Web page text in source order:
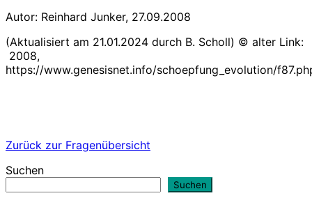
Autor: Reinhard Junker, 27.09.2008
(Aktualisiert am 21.01.2024 durch B. Scholl) © alter Link:
2008,
https://www.genesisnet.info/schoepfung_evolution/
Zurück zur Fragenübersicht
Suchen
Suchen